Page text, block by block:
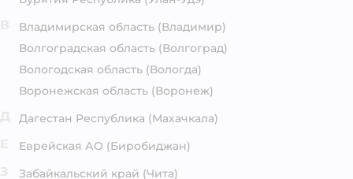
Владимирская область (Владимир)
Волгоградская область (Волгоград)
Вологодская область (Вологда)
Воронежская область (Воронеж)
Дагестан Республика (Махачкала)
Еврейская АО (Биробиджан)
Забайкальский край (Чита)